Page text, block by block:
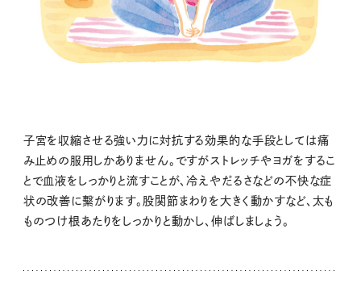
子宮を収縮させる強い力に対抗する効果的な手段としては痛
み止めの服用しかありません。ですがストレッチやヨガをするこ
とで血液をしっかりと流すことが、冷えやだるさなどの不快な症
状の改善に繫がります。股関節まわりを大きく動かすなど、太も
ものつけ根あたりをしっかりと動かし、伸ばしましょう。